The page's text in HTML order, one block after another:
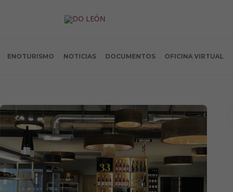
ENOTURISMO NOTICIAS DOCUMENTOS OFICINA VIRTUAL